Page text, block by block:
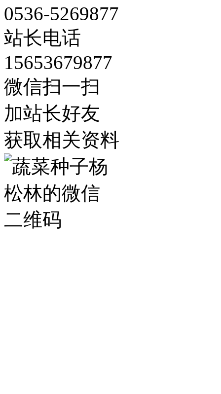
0536-5269877
站长电话
15653679877
微信扫一扫
加站长好友
获取相关资料